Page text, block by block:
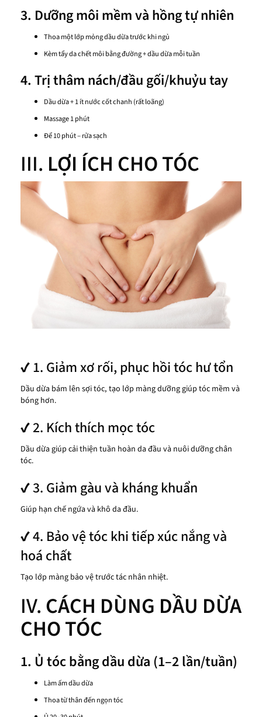
3. Dưỡng môi mềm và hồng tự nhiên
Thoa một lớp mỏng dầu dừa trước khi ngủ
Kèm tẩy da chết môi bằng đường + dầu dừa mỗi tuần
4. Trị thâm nách/đầu gối/khuỷu tay
Dầu dừa + 1 ít nước cốt chanh (rất loãng)
Massage 1 phút
Để 10 phút – rửa sạch
III. LỢI ÍCH CHO TÓC
✔ 1. Giảm xơ rối, phục hồi tóc hư tổn
Dầu dừa bám lên sợi tóc, tạo lớp màng dưỡng giúp tóc mềm và
bóng hơn.
✔ 2. Kích thích mọc tóc
Dầu dừa giúp cải thiện tuần hoàn da đầu và nuôi dưỡng chân
tóc.
✔ 3. Giảm gàu và kháng khuẩn
Giúp hạn chế ngứa và khô da đầu.
✔ 4. Bảo vệ tóc khi tiếp xúc nắng và
hoá chất
Tạo lớp màng bảo vệ trước tác nhân nhiệt.
IV.CÁCH DÙNG DẦU DỪA
CHO TÓC
1. Ủ tóc bằng dầu dừa (1–2 lần/tuần)
Làm ấm dầu dừa
Thoa từ thân đến ngọn tóc